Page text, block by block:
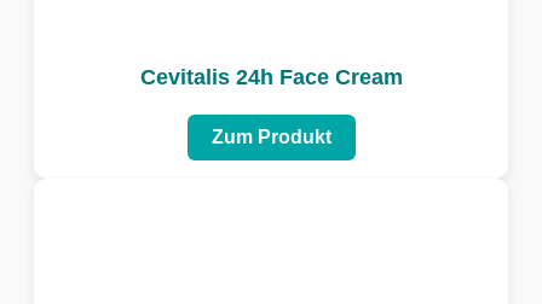
Cevitalis 24h Face Cream
Zum Produkt